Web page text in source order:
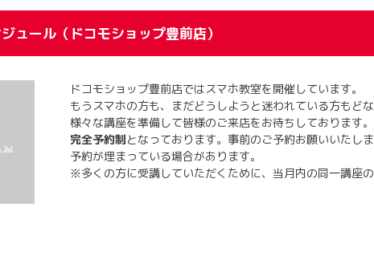
ュール（ドコモショップ豊前店）
ドコモショップ豊前店ではスマホ教室を開催しています。
もうスマホの方も、まだどうしようと迷われている方もど
様々な講座を準備して皆様のご来店をお待ちしております。
完全予約制となっております。事前のご予約お願いいたしま
予約が埋まっている場合があります。
※多くの方に受講していただくために、当月内の同一講座の